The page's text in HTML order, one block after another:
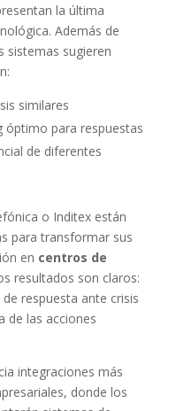
la última
Además de
sistemas sugieren
similares
óptimo para respuestas
de diferentes
o Inditex están
para transformar sus
en centros de
resultados son claros:
respuesta ante crisis
de las acciones
integraciones más
donde los